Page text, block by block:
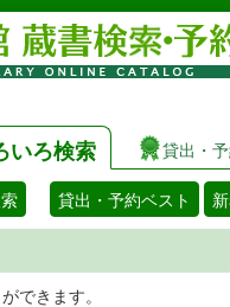
いろ検索 貸出・
貸出・予約ベスト
索することがで